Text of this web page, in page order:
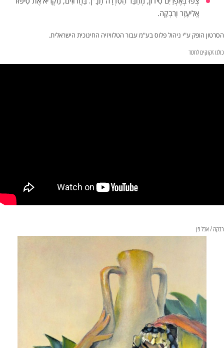
אֱלִיעֶזֶר וְרִבְקָה.
הסרטון הופק ע"י ניהול פלוס בע"מ עבור הטלוויזיה החינוכית הישראלית.
כולנו זקוקים לחסד
רבקה / אבל פן